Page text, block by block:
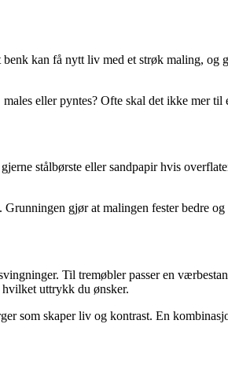
kan få nytt liv med et strøk maling,
eller pyntes? Ofte skal det ikke mer
stålbørste eller sandpapir hvis
gjør at malingen fester bedre
Til tremøbler passer en
uttrykk du ønsker.
som skaper liv og kontrast. En